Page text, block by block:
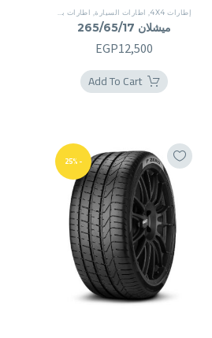
إطارات 4X4 , اطارات السيارة, اطارات بريمير
ميشلان 265/65/17
EGP12,500
Add To Cart
-25%